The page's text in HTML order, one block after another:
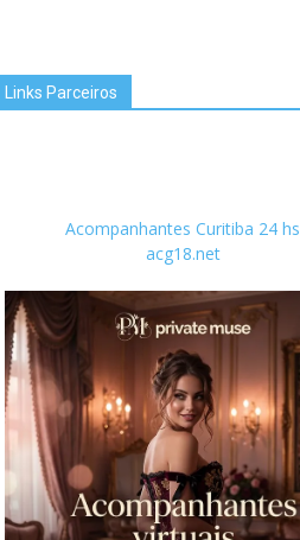
Links Parceiros
Acompanhantes Curitiba 24 hs
acg18.net